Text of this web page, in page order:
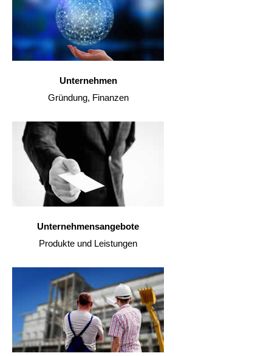
Unternehmen
Gründung, Finanzen
Unternehmensangebote
Produkte und Leistungen